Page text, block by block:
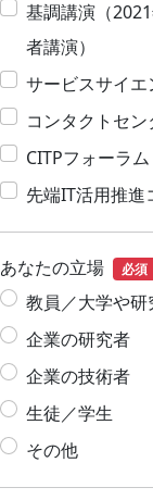
基調講演（
者講演）
サービスサイ
コンタクトセ
CITPフォーラム
先端IT活用推進
あなたの立場 必須
教員／大学や
企業の研究者
企業の技術者
生徒／学生
その他